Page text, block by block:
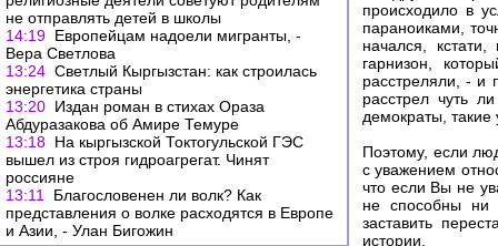
не отправлять детей в школы
14:19 Европейцам надоели мигранты, -
Вера Светлова
13:24 Светлый Кыргызстан: как строилась
энергетика страны
13:20 Издан роман в стихах Ораза
Абдуразакова об Амире Темуре
13:18 На кыргызской Токтогульской ГЭС
вышел из строя гидроагрегат. Чинят
россияне
13:11
Благословенен ли волк? Как
представления о волке расходятся в Европе
и Азии, - Улан Бигожин
происходило в
параноиками,
начался,
гарнизон,
расстреляли, - и
расстрел чуть
демократы, такие
Поэтому, если
с уважением
что если Вы не
не способны ни
заставить
истории.